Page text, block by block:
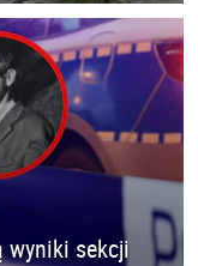
wyniki sekcji